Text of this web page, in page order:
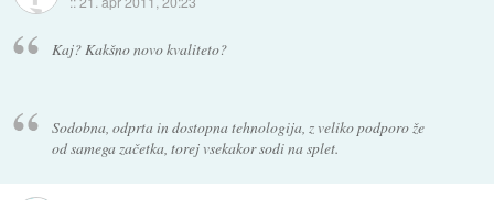
Kaj? Kakšno novo kvaliteto?
Sodobna, odprta in dostopna tehnologija, z veliko podporo že
od samega začetka, torej vsekakor sodi na splet.